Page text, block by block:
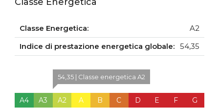
Classe Energetica:
A2
Indice di prestazione energetica globale: 54,35
A4 A3
54,35 | Classe energetica A2
A2 A B C D E F G